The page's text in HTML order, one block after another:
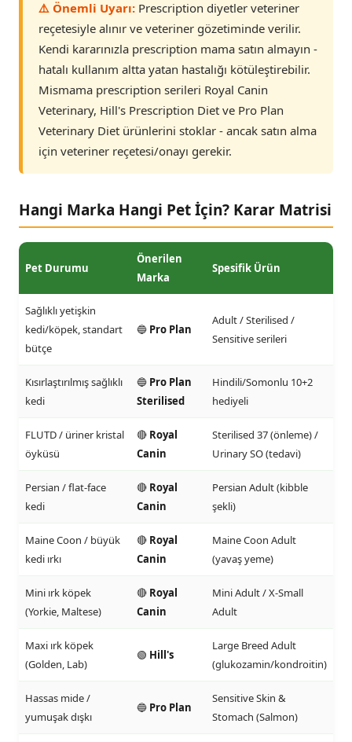
⚠️ Önemli Uyarı: Prescription diyetler veteriner
reçetesiyle alınır ve veteriner gözetiminde verilir.
Kendi kararınızla prescription mama satın almayın -
hatalı kullanım altta yatan hastalığı kötüleştirebilir.
Mismama prescription serileri Royal Canin
Veterinary, Hill's Prescription Diet ve Pro Plan
Veterinary Diet ürünlerini stoklar - ancak satın alma
için veteriner reçetesi/onayı gerekir.
Hangi Marka Hangi Pet İçin? Karar Matrisi
Pet Durumu
Önerilen
Marka
Spesifik Ürün
Sağlıklı yetişkin
kedi/köpek, standart
bütçe
🔵 Pro Plan
Adult / Sterilised /
Sensitive serileri
Kısırlaştırılmış sağlıklı
kedi
🔵 Pro Plan
Sterilised
Hindili/Somonlu 10+2
hediyeli
FLUTD / üriner kristal
öyküsü
🔴 Royal
Canin
Sterilised 37 (önleme) /
Urinary SO (tedavi)
Persian / flat-face
kedi
🔴 Royal
Canin
Persian Adult (kibble
şekli)
Maine Coon / büyük
kedi ırkı
🔴 Royal
Canin
Maine Coon Adult
(yavaş yeme)
Mini ırk köpek
(Yorkie, Maltese)
🔴 Royal
Canin
Mini Adult / X-Small
Adult
Maxi ırk köpek
(Golden, Lab)
🟢 Hill's
Large Breed Adult
(glukozamin/kondroitin)
Hassas mide /
yumuşak dışkı
🔵 Pro Plan
Sensitive Skin &
Stomach (Salmon)